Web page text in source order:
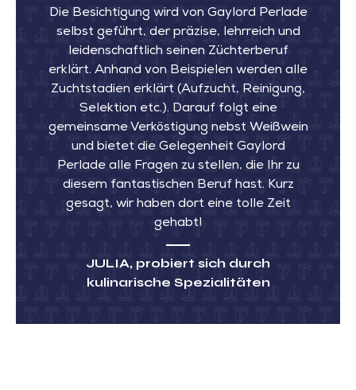
Die Besichtigung wird von Gaylord Perlade
selbst geführt, der präzise, lehrreich und
leidenschaftlich seinen Züchterberuf
erklärt. Anhand von Beispielen werden alle
Zuchtstadien erklärt (Aufzucht, Reinigung,
Selektion etc.). Darauf folgt eine
gemeinsame Verköstigung nebst Weißwein
und bietet die Gelegenheit Gaylord
Perlade alle Fragen zu stellen, die Ihr zu
diesem fantastischen Beruf hast. Kurz
gesagt, wir haben dort eine tolle Zeit
gehabt!
JULIA, probiert sich durch
kulinarische Spezialitäten